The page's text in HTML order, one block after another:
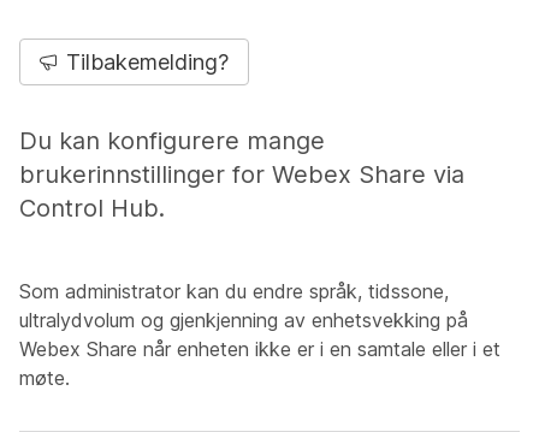
Tilbakemelding?
Du kan konfigurere mange
brukerinnstillinger for Webex Share via
Control Hub.
Som administrator kan du endre språk, tidssone,
ultralydvolum og gjenkjenning av enhetsvekking på
Webex Share når enheten ikke er i en samtale eller i et
møte.